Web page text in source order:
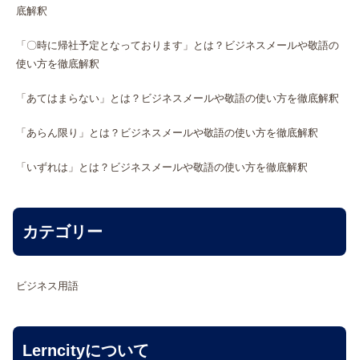
底解釈
「〇時に帰社予定となっております」とは？ビジネスメールや敬語の
使い方を徹底解釈
「あてはまらない」とは？ビジネスメールや敬語の使い方を徹底解釈
「あらん限り」とは？ビジネスメールや敬語の使い方を徹底解釈
「いずれは」とは？ビジネスメールや敬語の使い方を徹底解釈
カテゴリー
ビジネス用語
Lerncityについて